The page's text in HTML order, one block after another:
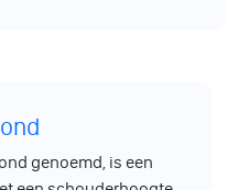
genoemd, is een